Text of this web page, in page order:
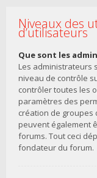
Niveaux des
d’utilisateurs
Que sont les
Les administrateurs
niveau de contrôle
contrôler toutes les
paramètres des
création de groupes
peuvent également
forums. Tout ceci
fondateur du forum.